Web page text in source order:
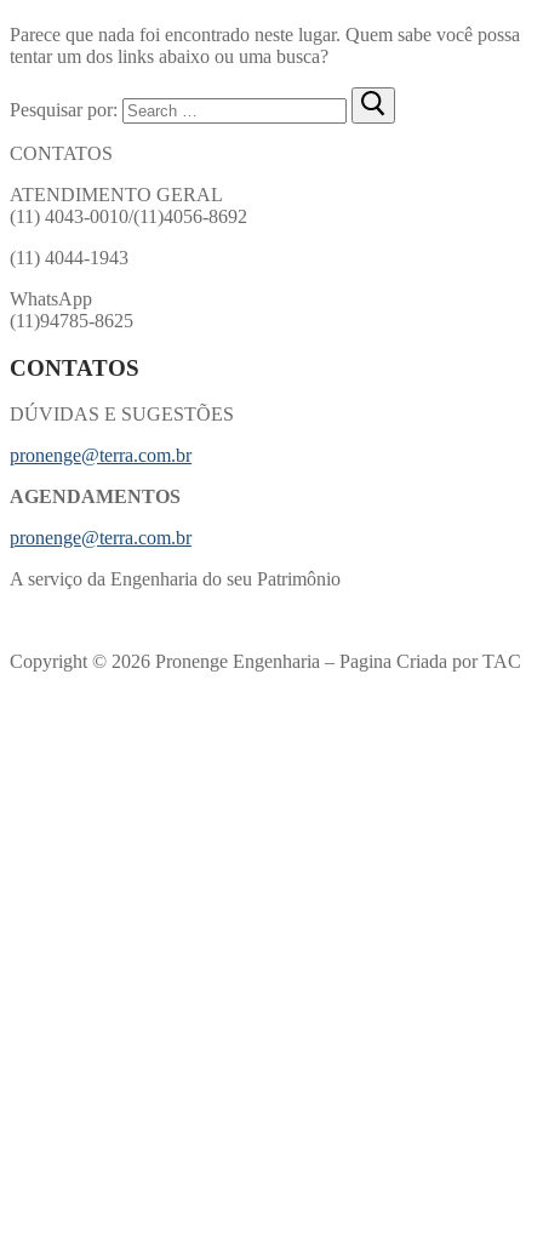
Parece que nada foi encontrado neste lugar. Quem sabe você possa
tentar um dos links abaixo ou uma busca?
Pesquisar por:
CONTATOS
ATENDIMENTO GERAL
(11) 4043-0010/(11)4056-8692
(11) 4044-1943
WhatsApp
(11)94785-8625
CONTATOS
DÚVIDAS E SUGESTÕES
pronenge@terra.com.br
AGENDAMENTOS
pronenge@terra.com.br
A serviço da Engenharia do seu Patrimônio
Copyright © 2026 Pronenge Engenharia – Pagina Criada por TAC